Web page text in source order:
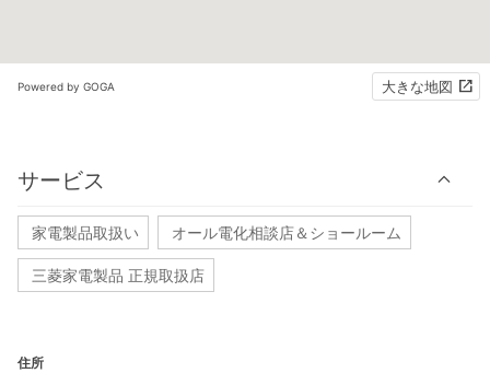
Powered by GOGA 大きな地図
サービス
家電製品取扱い オール電化相談店＆ショールーム
三菱家電製品 正規取扱店
住所